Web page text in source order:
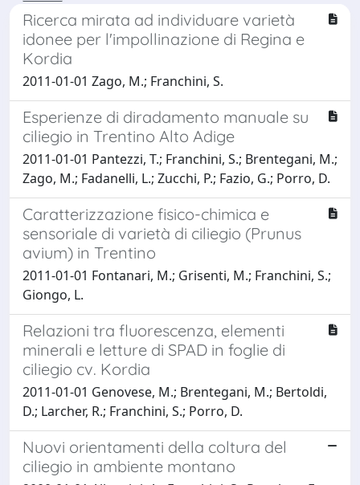
Ricerca mirata ad individuare varietà
idonee per l'impollinazione di Regina e
Kordia
2011-01-01 Zago, M.; Franchini, S.
Esperienze di diradamento manuale su
ciliegio in Trentino Alto Adige
2011-01-01 Pantezzi, T.; Franchini, S.; Brentegani, M.;
Zago, M.; Fadanelli, L.; Zucchi, P.; Fazio, G.; Porro, D.
Caratterizzazione fisico-chimica e
sensoriale di varietà di ciliegio (Prunus
avium) in Trentino
2011-01-01 Fontanari, M.; Grisenti, M.; Franchini, S.;
Giongo, L.
Relazioni tra fluorescenza, elementi
minerali e letture di SPAD in foglie di
ciliegio cv. Kordia
2011-01-01 Genovese, M.; Brentegani, M.; Bertoldi,
D.; Larcher, R.; Franchini, S.; Porro, D.
Nuovi orientamenti della coltura del
ciliegio in ambiente montano